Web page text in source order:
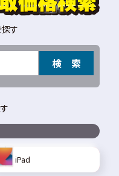
探す
検 索
iPad